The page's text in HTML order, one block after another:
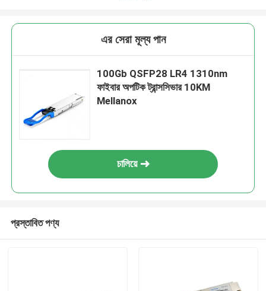
এর সেরা মূল্য পান
100Gb QSFP28 LR4 1310nm
ফাইবার অপটিক ট্রান্সসিভার 10KM
Mellanox
চালিয়ে
প্রস্তাবিত পণ্য